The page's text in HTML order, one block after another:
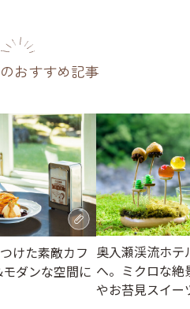
のおすすめ記事
けた素敵カフ
ダンな空間に
奥入瀬渓流ホテ
へ。ミクロな絶
やお苔見スイー